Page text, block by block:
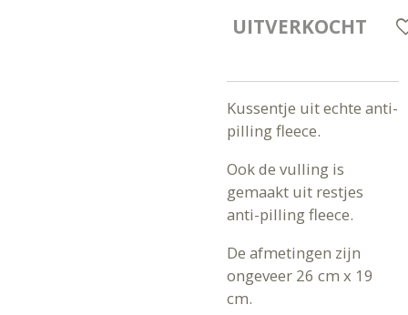
UITVERKOCHT
Kussentje uit echte anti-
pilling fleece.
Ook de vulling is
gemaakt uit restjes
anti-pilling fleece.
De afmetingen zijn
ongeveer 26 cm x 19
cm.